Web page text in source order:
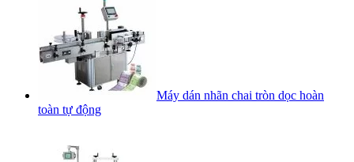
Máy dán nhãn chai tròn dọc hoàn
toàn tự động